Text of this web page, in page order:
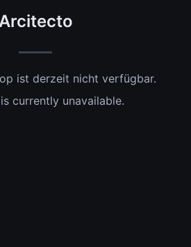
ist derzeit nicht verfügbar.
currently unavailable.